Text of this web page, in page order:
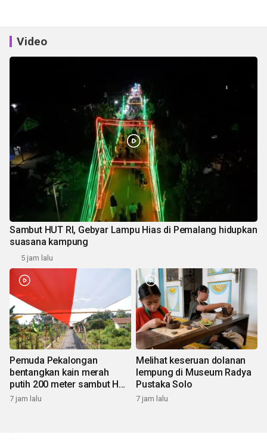
Video
Sambut HUT RI, Gebyar Lampu Hias di Pemalang hidupkan
suasana kampung
5 jam lalu
Pemuda Pekalongan
bentangkan kain merah
putih 200 meter sambut HUT
RI
7 jam lalu
Melihat keseruan dolanan
lempung di Museum Radya
Pustaka Solo
7 jam lalu